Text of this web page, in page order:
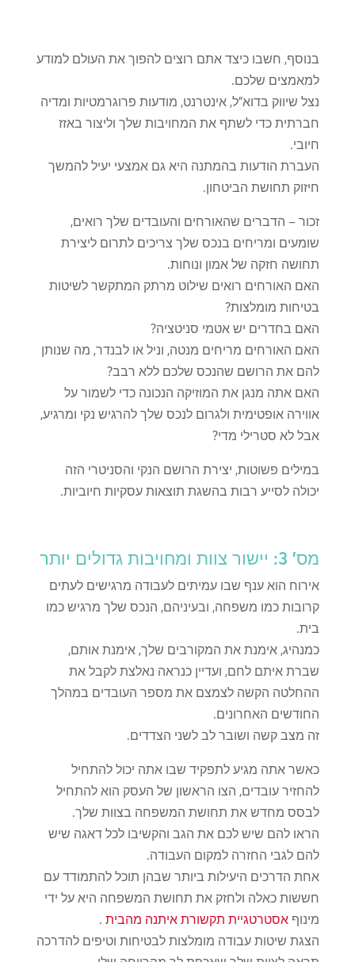
בנוסף, חשבו כיצד אתם רוצים להפוך את העולם למודע
למאמצים שלכם.
נצל שיווק בדוא"ל, אינטרנט, מודעות פרוגרמטיות ומדיה
חברתית כדי לשתף את המחויבות שלך וליצור באזז
חיובי.
העברת הודעות בהמתנה היא גם אמצעי יעיל להמשך
חיזוק תחושת הביטחון.
זכור – הדברים שהאורחים והעובדים שלך רואים,
שומעים ומריחים בנכס שלך צריכים לתרום ליצירת
תחושה חזקה של אמון ונוחות.
האם האורחים רואים שילוט מרתק המתקשר לשיטות
בטיחות מומלצות?
האם בחדרים יש אטמי סניטציה?
האם האורחים מריחים מנטה, וניל או לבנדר, מה שנותן
להם את הרושם שהנכס שלכם ללא רבב?
האם אתה מנגן את המוזיקה הנכונה כדי לשמור על
אווירה אופטימית ולגרום לנכס שלך להרגיש נקי ומרגיע,
אבל לא סטרילי מדי?
במילים פשוטות, יצירת הרושם הנקי והסניטרי הזה
יכולה לסייע רבות בהשגת תוצאות עסקיות חיוביות.
מס' 3: יישור צוות ומחויבות גדולים יותר
אירוח הוא ענף שבו עמיתים לעבודה מרגישים לעתים
קרובות כמו משפחה, ובעיניהם, הנכס שלך מרגיש כמו
בית.
כמנהיג, אימנת את המקורבים שלך, אימנת אותם,
שברת איתם לחם, ועדיין כנראה נאלצת לקבל את
ההחלטה הקשה לצמצם את מספר העובדים במהלך
החודשים האחרונים.
זה מצב קשה ושובר לב לשני הצדדים.
כאשר אתה מגיע לתפקיד שבו אתה יכול להתחיל
להחזיר עובדים, הצו הראשון של העסק הוא להתחיל
לבסס מחדש את תחושת המשפחה בצוות שלך.
הראו להם שיש לכם את הגב והקשיבו לכל דאגה שיש
להם לגבי החזרה למקום העבודה.
אחת הדרכים היעילות ביותר שבהן תוכל להתמודד עם
חששות כאלה ולחזק את תחושת המשפחה היא על ידי
מינוף אסטרטגיית תקשורת איתנה מהבית.
הצגת שיטות עבודה מומלצות לבטיחות וטיפים להדרכה